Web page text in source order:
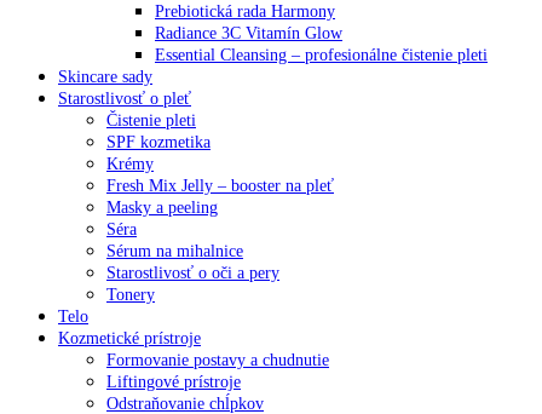
Prebiotická rada Harmony
Radiance 3C Vitamín Glow
Essential Cleansing – profesionálne čistenie pleti
Skincare sady
Starostlivosť o pleť
Čistenie pleti
SPF kozmetika
Krémy
Fresh Mix Jelly – booster na pleť
Masky a peeling
Séra
Sérum na mihalnice
Starostlivosť o oči a pery
Tonery
Telo
Kozmetické prístroje
Formovanie postavy a chudnutie
Liftingové prístroje
Odstraňovanie chĺpkov